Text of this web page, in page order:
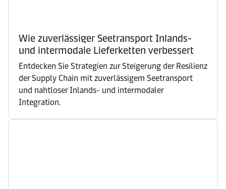
Wie zuverlässiger Seetransport Inlands-
und intermodale Lieferketten verbessert
Entdecken Sie Strategien zur Steigerung der Resilienz
der Supply Chain mit zuverlässigem Seetransport
und nahtloser Inlands- und intermodaler
Integration.